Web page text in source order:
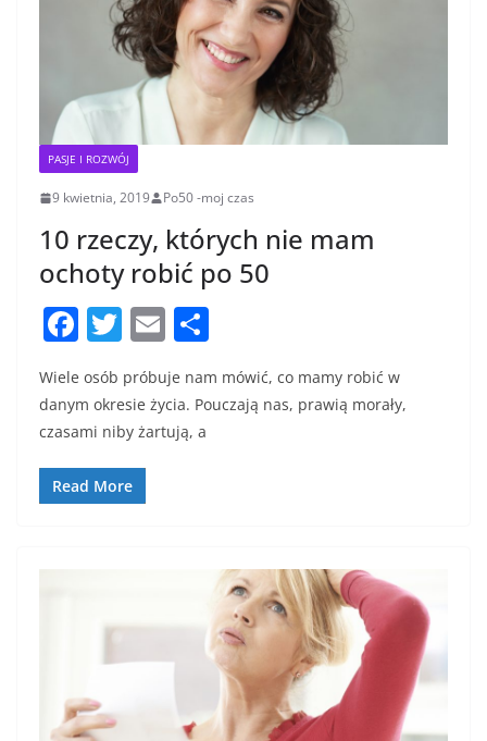
PASJE I ROZWÓJ
9 kwietnia, 2019 Po50 -moj czas
10 rzeczy, których nie mam
ochoty robić po 50
F
c
e
b
o
T
w
itt
er
E
m
ai
l
ar
Wiele osób próbuje nam mówić, co mamy robić w
danym okresie życia. Pouczają nas, prawią morały,
czasami niby żartują, a
Read More